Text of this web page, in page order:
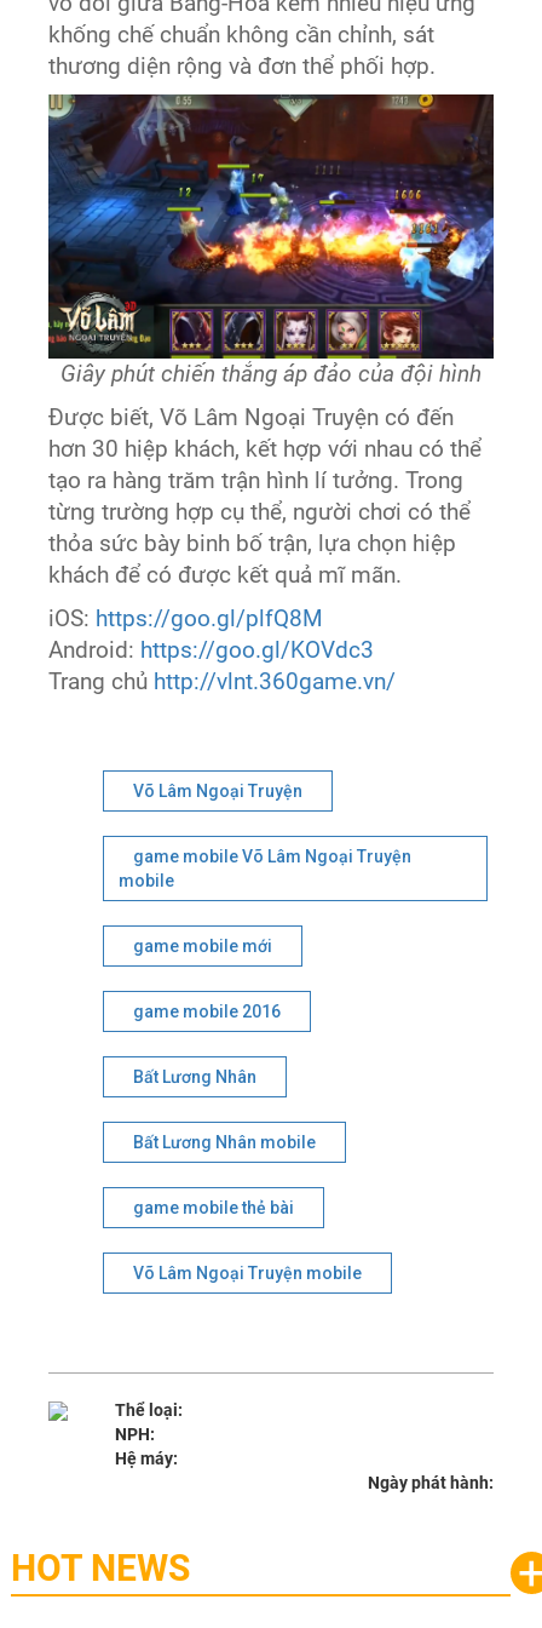
khống chế chuẩn không cần chỉnh, sát
thương diện rộng và đơn thể phối hợp.
Giây phút chiến thắng áp đảo của đội hình
Được biết, Võ Lâm Ngoại Truyện có đến
hơn 30 hiệp khách, kết hợp với nhau có thể
tạo ra hàng trăm trận hình lí tưởng. Trong
từng trường hợp cụ thể, người chơi có thể
thỏa sức bày binh bố trận, lựa chọn hiệp
khách để có được kết quả mĩ mãn.
iOS: https://goo.gl/plfQ8M
Android: https://goo.gl/KOVdc3
Trang chủ http://vlnt.360game.vn/
Võ Lâm Ngoại Truyện
game mobile Võ Lâm Ngoại Truyện
mobile
game mobile mới
game mobile 2016
Bất Lương Nhân
Bất Lương Nhân mobile
game mobile thẻ bài
Võ Lâm Ngoại Truyện mobile
Thể loại:
NPH:
Hệ máy:
Ngày phát hành:
HOT NEWS